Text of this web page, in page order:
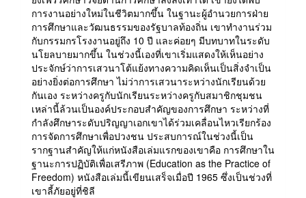
การงานอย่างใหม่ในชีวิตมากขึ้น ในฐานะผู้อำนวยการฝ่าย
การศึกษาและวัฒนธรรมของรัฐบาลท้องถิ่น เขาทำงานร่วม
กับกรรมกรโรงงานอยู่ถึง 10 ปี และค่อยๆ มีบทบาทในระดับ
นโยลบายมากขึ้น ในช่วงนี้เองที่เขาเริ่มแสดงให้เห็นอย่าง
ประจักษ์ว่าการเสวนาโต้แย้งทางความคิดเห็นเป็นสิ่งจำเป็น
อย่างยิ่งต่อการศึกษา ไม่ว่าการเสวนาระหว่างนักเรียนด้วย
กันเอง ระหว่างครูกับนักเรียนระหว่างครูกับสมาชิกชุมชน
เหล่านี้ล้วนเป็นองค์ประกอบสำคัญของการศึกษา ระหว่างที่
กำลังศึกษาระดับปริญญาเอกเขาได้ร่วมเคลื่อนไหวเรียกร้อง
การจัดการศึกษาเพื่อปวงชน ประสบการณ์ในช่วงนี้เป็น
รากฐานสำคัญให้แก่หนังสือเล่มแรกของเขาคือ การศึกษาใน
ฐานะการปฏิบัติเพื่อเสรีภาพ (Education as the Practice of
Freedom) หนังสือเล่มนี้เขียนเสร็จเมื่อปี 1965 ซึ่งเป็นช่วงที่
เขาลี้ภัยอยู่ที่ชิลี